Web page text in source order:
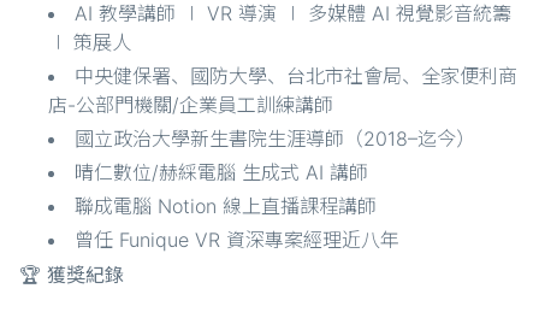
AI 教學講師 ∣ VR 導演 ∣ 多媒體 AI 視覺影音統籌
∣ 策展人
中央健保署、國防大學、台北市社會局、全家便利商
店-公部門機關/企業員工訓練講師
國立政治大學新生書院生涯導師（2018–迄今）
晴仁數位/赫綵電腦 生成式 AI 講師
聯成電腦 Notion 線上直播課程講師
曾任 Funique VR 資深專案經理近八年
🏆 獲獎紀錄